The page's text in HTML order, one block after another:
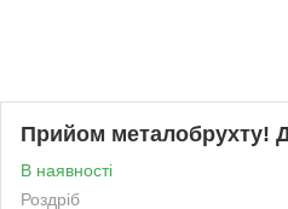
Прийом металобрухту!
В наявності
Роздріб